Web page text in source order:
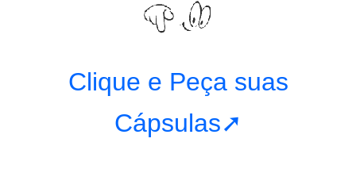
Clique e Peça suas
Cápsulas➚